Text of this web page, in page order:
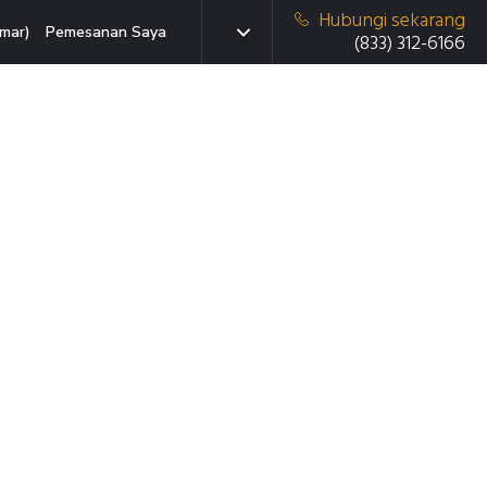
Pemesanan Saya
Hubungi sekarang
(833) 312-6166